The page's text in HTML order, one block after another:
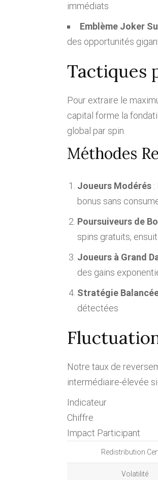
immédiats
Emblème Joker
des opportunités
Tactiques
Pour extraire le
capital forme la
global par spin.
Méthodes
Joueurs Modérés
bonus sans
Poursuiveurs de
spins gratuits,
Joueurs à Grand
des gains
Stratégie
détectées
Notre taux de
intermédiaire-élevée
Indicateur
Chiffre
Impact Participant
Redistribution
Volatilité